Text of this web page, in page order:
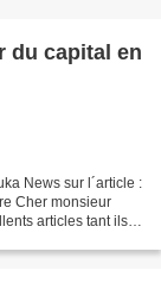
du capital en
News sur l´article :
Cher monsieur
articles tant ils